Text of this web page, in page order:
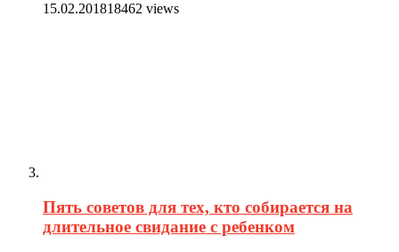
15.02.201818462 views
Пять советов для тех, кто собирается на
длительное свидание с ребенком